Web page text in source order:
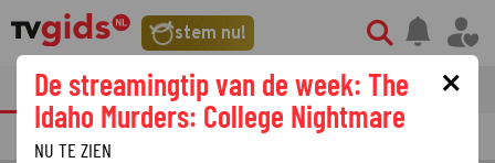
stem nu!
tvgids streaming nieuws
PRIMETIME GEMIST
×
De streamingtip van de week: The
Idaho Murders: College Nightmare
NU TE ZIEN